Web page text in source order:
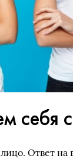
себя
Ответ